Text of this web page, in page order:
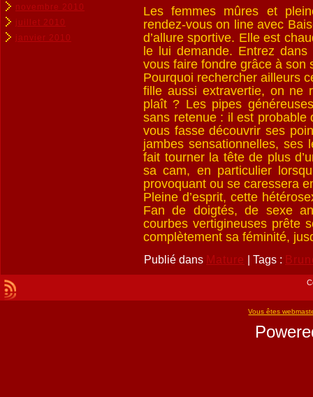
novembre 2010
juillet 2010
janvier 2010
Les femmes mûres et
rendez-vous on line avec
d’allure sportive. Elle est
le lui demande. Entrez
vous faire fondre grâce à son
Pourquoi rechercher ailleurs
fille aussi extravertie, on
plaît ? Les pipes
sans retenue : il est
vous fasse découvrir ses
jambes sensationnelles, ses
fait tourner la tête de plus
sa cam, en particulier
provoquant ou se caressera
Pleine d’esprit, cette
Fan de doigtés, de sexe
courbes vertigineuses prête
complètement sa féminité,
Publié dans Mature | Tags :
Vous êtes